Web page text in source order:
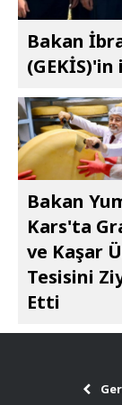
Bakan
Bakan
Kars'ta
ve Kaşar
Tesisini
Etti